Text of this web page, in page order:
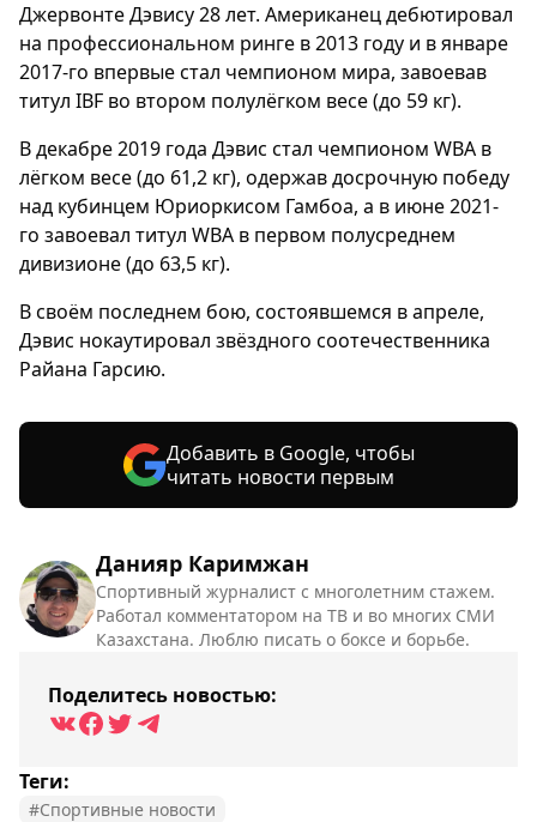
Данияр Каримжан
Спортивный журналист с многолетним стажем.
Работал комментатором на ТВ и во многих СМИ
Казахстана. Люблю писать о боксе и борьбе.
Поделитесь новостью:
Теги:
#Спортивные новости
Джервонте Дэвису 28 лет. Американец дебютировал
на профессиональном ринге в 2013 году и в январе
2017-го впервые стал чемпионом мира, завоевав
титул IBF во втором полулёгком весе (до 59 кг).
В декабре 2019 года Дэвис стал чемпионом WBA в
лёгком весе (до 61,2 кг), одержав досрочную победу
над кубинцем Юриоркисом Гамбоа, а в июне 2021-
го завоевал титул WBA в первом полусреднем
дивизионе (до 63,5 кг).
В своём последнем бою, состоявшемся в апреле,
Дэвис нокаутировал звёздного соотечественника
Райана Гарсию.
Добавить в Google, чтобы
читать новости первым